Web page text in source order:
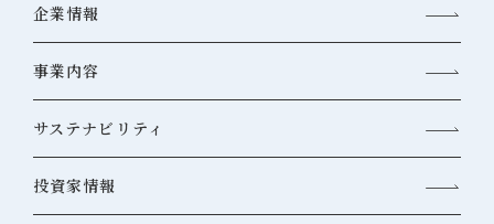
企業情報
事業内容
サステナビリティ
投資家情報